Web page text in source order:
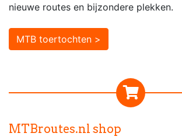
nieuwe routes en bijzondere plekken.
MTB toertochten >
MTBroutes.nl shop